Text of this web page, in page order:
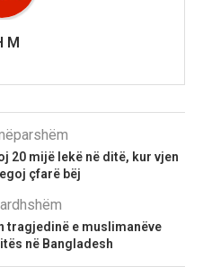
M
20 mijë lekë në ditë, kur vjen
çfarë bëj
tragjedinë e muslimanëve
në Bangladesh